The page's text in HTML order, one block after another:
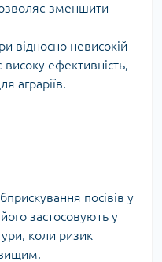
зменшити
відносно невисокій
високу ефективність,
аграріїв.
посівів у
застосовують у
коли ризик